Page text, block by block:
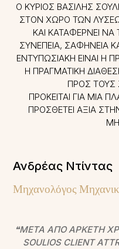
Ο ΚΎΡΙΟΣ ΒΑΣΊΛΗΣ
ΣΤΟΝ ΧΏΡΟ ΤΩΝ
ΚΑΙ ΚΑΤΑΦΈΡΝΕΙ
ΣΥΝΈΠΕΙΑ, ΣΑΦΉΝΕΙΑ
ΕΝΤΥΠΩΣΙΑΚΉ ΕΊΝΑΙ Η
Η ΠΡΑΓΜΑΤΙΚΉ
ΠΡΟΣ ΤΟΥΣ
ΠΡΌΚΕΙΤΑΙ ΓΙΑ ΜΙΑ
ΠΡΟΣΘΈΤΕΙ ΑΞΊΑ
Ανδρέας Ντίντας
Μηχανολόγος
❝ΜΕΤΆ ΑΠΌ ΑΡΚΕΤΉ
SOULIOS CLIENT